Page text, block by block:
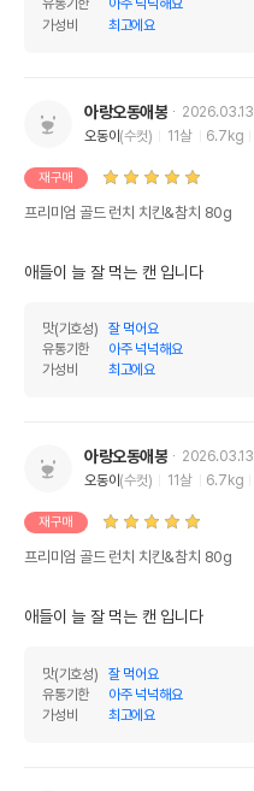
유통기한
아주 넉넉해요
가성비
최고에요
아랑오동애봉
2026.03.13
오동이(수컷) 11살 6.7kg
재구매
프리미엄 골드 런치 치킨&참치 80g
애들이 늘 잘 먹는 캔 입니다
맛(기호성)
잘 먹어요
유통기한
아주 넉넉해요
가성비
최고에요
아랑오동애봉
2026.03.13
오동이 (수컷) 11살 6.7kg
재구매
프리미엄 골드 런치 치킨&참치 80g
애들이 늘 잘 먹는 캔 입니다
맛(기호성)
잘 먹어요
유통기한
아주 넉넉해요
가성비
최고에요